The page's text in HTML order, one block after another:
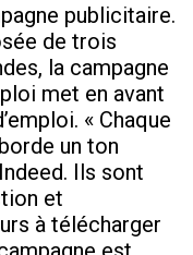
publicitaire.
de trois
la campagne
met en avant
« Chaque
un ton
Ils sont
et
à télécharger